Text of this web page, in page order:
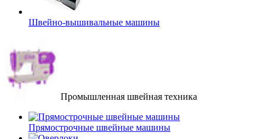
Швейно-вышивальные машины
Промышленная швейная техника
Прямострочные швейные машины